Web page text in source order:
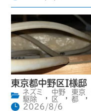
東京都中野区I様
ネズミ
駆除
,
中野
区
,
東京
都
,
2026/8/6